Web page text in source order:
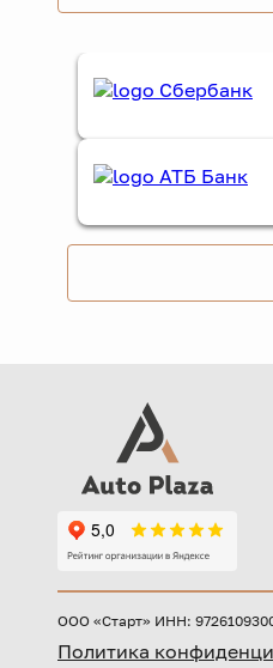
ООО «Старт» ИНН:
Политика